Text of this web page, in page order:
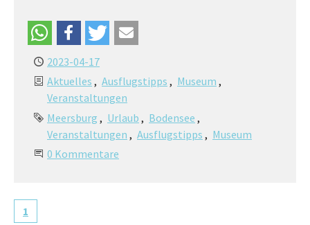
2023-04-17
Aktuelles
Ausflugstipps
Museum
Veranstaltungen
Meersburg
Urlaub
Bodensee
Veranstaltungen
Ausflugstipps
Museum
0 Kommentare
1